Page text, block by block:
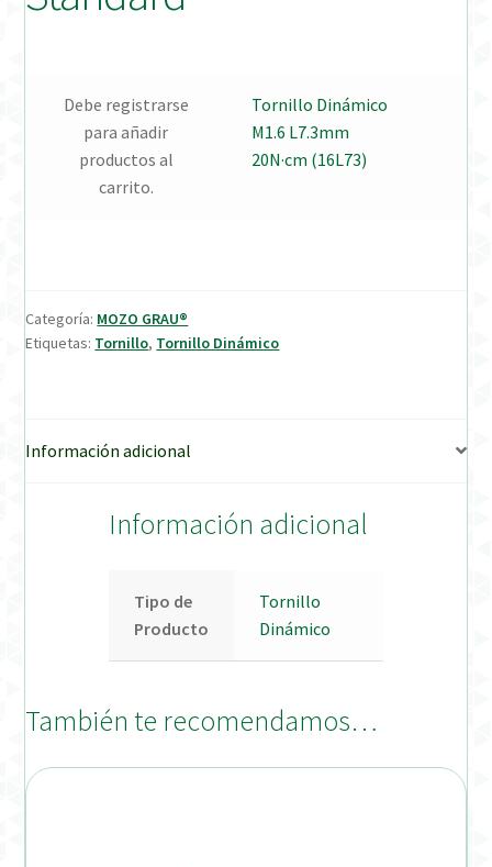
Welcome to DELTA Abutments | Tienda Online!
Debe registrarse
para añadir
productos al
carrito.
Tornillo Dinámico
M1.6 L7.3mm
20N·cm (16L73)
Categoría: MOZO GRAU®
Etiquetas: Tornillo, Tornillo Dinámico
Información adicional
Información adicional
Tipo de
Producto
Tornillo
Dinámico
También te recomendamos…